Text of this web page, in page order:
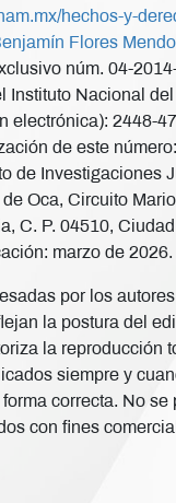
hechos-y-
Flores
núm. 04-
Instituto Nacional
electrónica): 2448-
de este
de Investigaciones
Oca, Circuito
C. P. 04510,
marzo de 2026.
por los
la postura del
la reproducción
siempre y
correcta. No se
con fines